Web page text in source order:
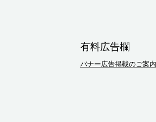
有料広告欄
バナー広告掲載のご案内